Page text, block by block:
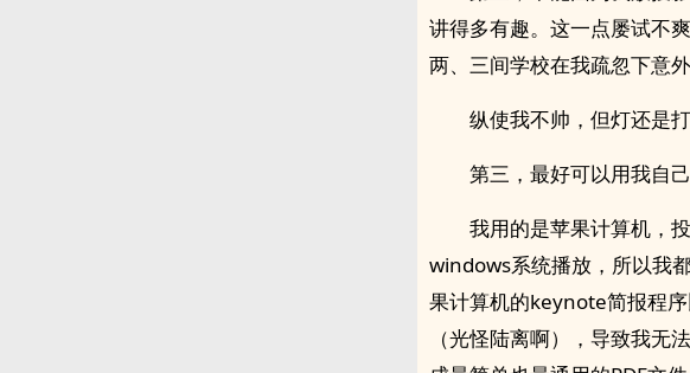
讲得多有趣。这一点屡试不
两、三间学校在我疏忽下意外
纵使我不帅，但灯还是
第三，最好可以用我自
我用的是苹果计算机，
windows系统播放，所以我
果计算机的keynote简报程
（光怪陆离啊），导致我无